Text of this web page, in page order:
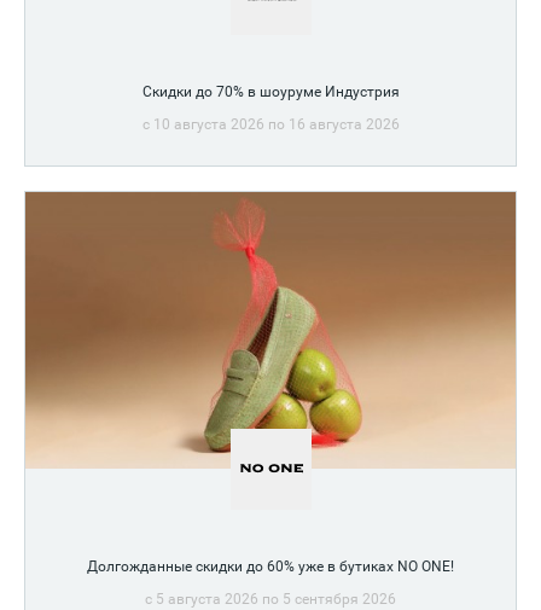
Скидки до 70% в шоуруме Индустрия
c 10 августа 2026 по 16 августа 2026
Долгожданные скидки до 60% уже в бутиках NO ONE!
c 5 августа 2026 по 5 сентября 2026